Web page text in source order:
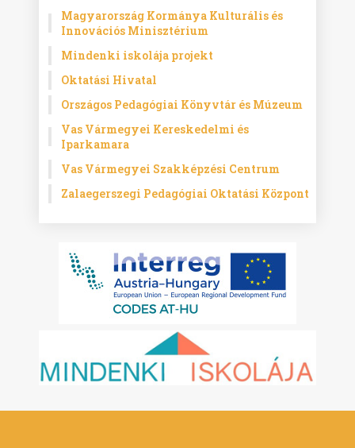
Magyarország Kormánya Kulturális és
Innovációs Minisztérium
Mindenki iskolája projekt
Oktatási Hivatal
Országos Pedagógiai Könyvtár és Múzeum
Vas Vármegyei Kereskedelmi és
Iparkamara
Vas Vármegyei Szakképzési Centrum
Zalaegerszegi Pedagógiai Oktatási Központ